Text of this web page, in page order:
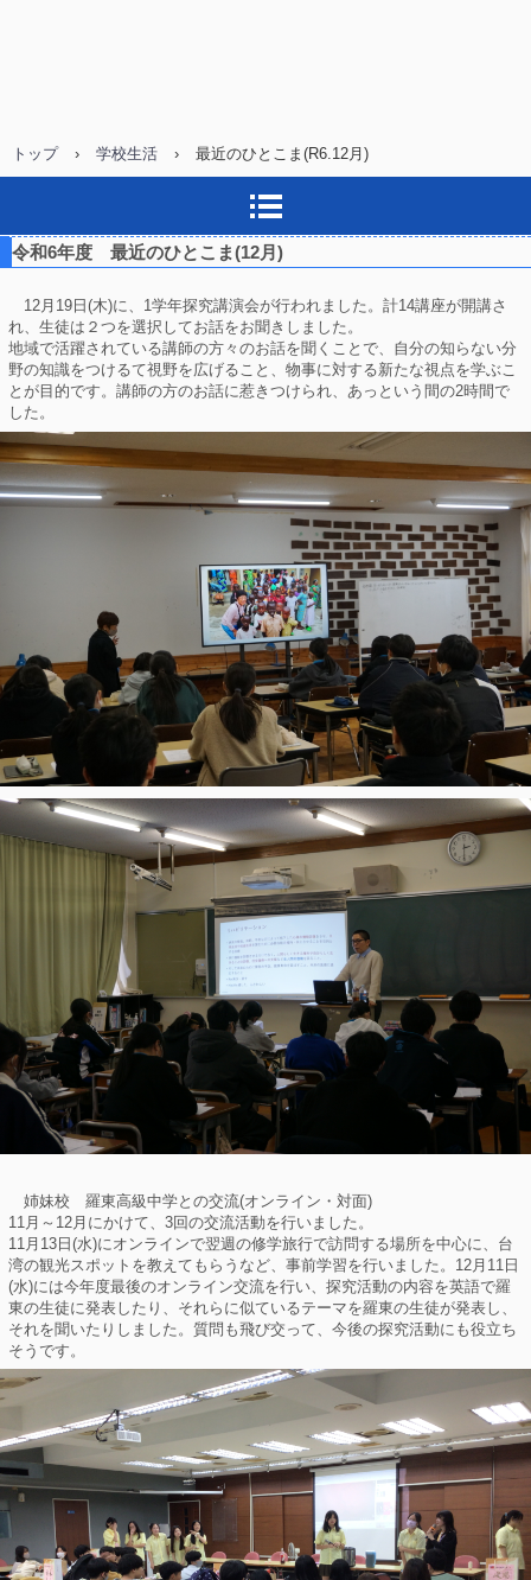
トップ › 学校生活 › 最近のひとこま(R6.12月)
令和6年度 最近のひとこま(12月)
12月19日(木)に、1学年探究講演会が行われました。計14講座が開講さ
れ、生徒は２つを選択してお話をお聞きしました。
地域で活躍されている講師の方々のお話を聞くことで、自分の知らない分
野の知識をつけるて視野を広げること、物事に対する新たな視点を学ぶこ
とが目的です。講師の方のお話に惹きつけられ、あっという間の2時間で
した。
姉妹校 羅東高級中学との交流(オンライン・対面)
11月～12月にかけて、3回の交流活動を行いました。
11月13日(水)にオンラインで翌週の修学旅行で訪問する場所を中心に、台
湾の観光スポットを教えてもらうなど、事前学習を行いました。12月11日
(水)には今年度最後のオンライン交流を行い、探究活動の内容を英語で羅
東の生徒に発表したり、それらに似ているテーマを羅東の生徒が発表し、
それを聞いたりしました。質問も飛び交って、今後の探究活動にも役立ち
そうです。